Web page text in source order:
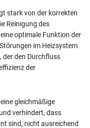
stark von der korrekten
Reinigung des
optimale Funktion der
im Heizsystem
der den Durchfluss
der
gleichmäßige
verhindert, dass
sind, nicht ausreichend